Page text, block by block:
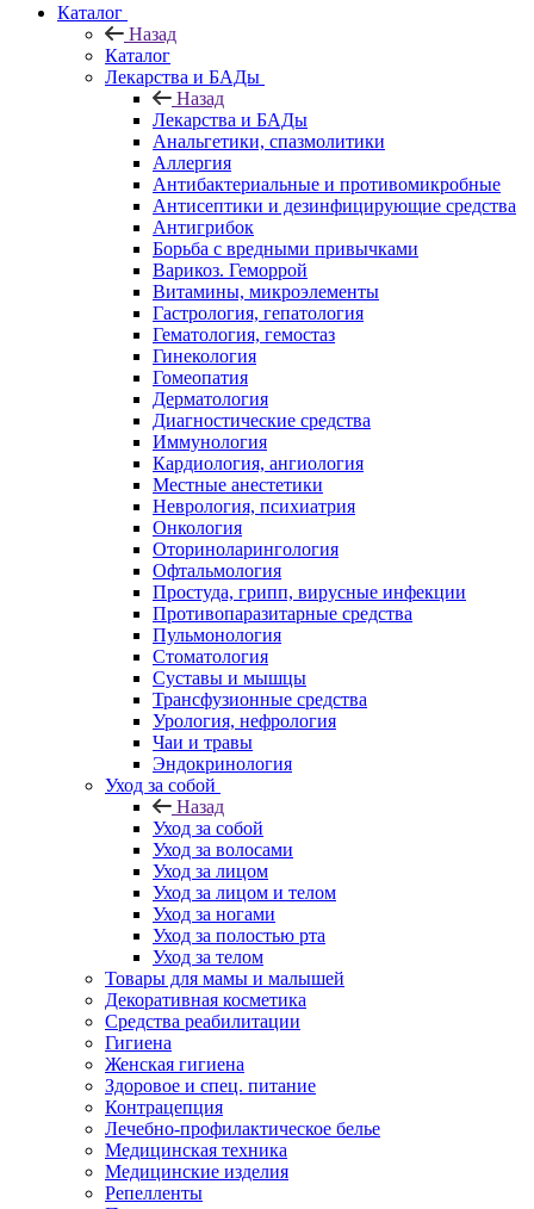
Каталог
Назад
Каталог
Лекарства и БАДы
Назад
Лекарства и БАДы
Анальгетики, спазмолитики
Аллергия
Антибактериальные и противомикробные
Антисептики и дезинфицирующие средства
Антигрибок
Борьба с вредными привычками
Варикоз. Геморрой
Витамины, микроэлементы
Гастрология, гепатология
Гематология, гемостаз
Гинекология
Гомеопатия
Дерматология
Диагностические средства
Иммунология
Кардиология, ангиология
Местные анестетики
Неврология, психиатрия
Онкология
Оториноларингология
Офтальмология
Простуда, грипп, вирусные инфекции
Противопаразитарные средства
Пульмонология
Стоматология
Суставы и мышцы
Трансфузионные средства
Урология, нефрология
Чаи и травы
Эндокринология
Уход за собой
Назад
Уход за собой
Уход за волосами
Уход за лицом
Уход за лицом и телом
Уход за ногами
Уход за полостью рта
Уход за телом
Товары для мамы и малышей
Декоративная косметика
Средства реабилитации
Гигиена
Женская гигиена
Здоровое и спец. питание
Контрацепция
Лечебно-профилактическое белье
Медицинская техника
Медицинские изделия
Репелленты